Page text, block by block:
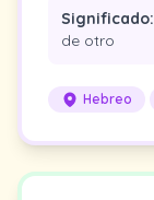
Significado:
de otro
Hebreo